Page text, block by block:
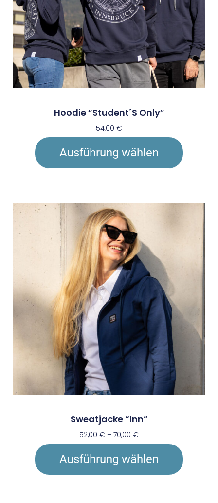
Hoodie “Student´s Only”
54,00 €
Ausführung wählen
Sweatjacke “Inn”
52,00 € – 70,00 €
Ausführung wählen